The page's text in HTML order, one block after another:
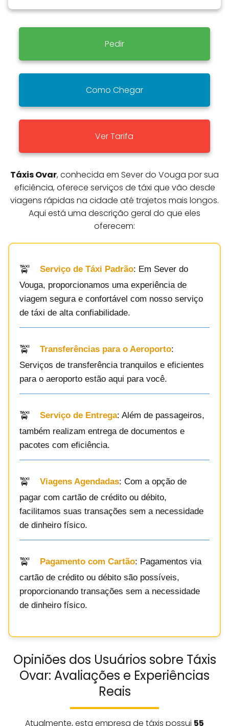
Pedir
Como Chegar
Ver Tarifa
Táxis Ovar, conhecida em Sever do Vouga por sua
eficiência, oferece serviços de táxi que vão desde
viagens rápidas na cidade até trajetos mais longos.
Aqui está uma descrição geral do que eles
oferecem:
Serviço de Táxi Padrão: Em Sever do
Vouga, proporcionamos uma experiência de
viagem segura e confortável com nosso serviço
de táxi de alta confiabilidade.
Transferências para o Aeroporto:
Serviços de transferência tranquilos e eficientes
para o aeroporto estão aqui para você.
Serviço de Entrega: Além de passageiros,
também realizam entrega de documentos e
pacotes com eficiência.
Viagens Agendadas: Com a opção de
pagar com cartão de crédito ou débito,
facilitamos suas transações sem a necessidade
de dinheiro físico.
Pagamento com Cartão: Pagamentos via
cartão de crédito ou débito são possíveis,
proporcionando transações sem a necessidade
de dinheiro físico.
Opiniões dos Usuários sobre Táxis
Ovar: Avaliações e Experiências
Reais
Atualmente, esta empresa de táxis possui 55